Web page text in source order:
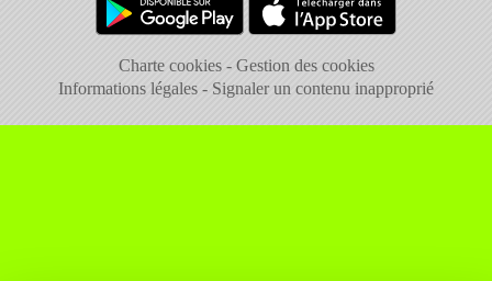
Charte cookies
Gestion des cookies
Informations légales
Signaler un contenu inapproprié